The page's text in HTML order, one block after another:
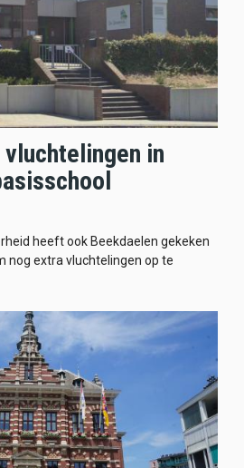
in
heeft ook Beekdaelen gekeken
nog extra vluchtelingen op te